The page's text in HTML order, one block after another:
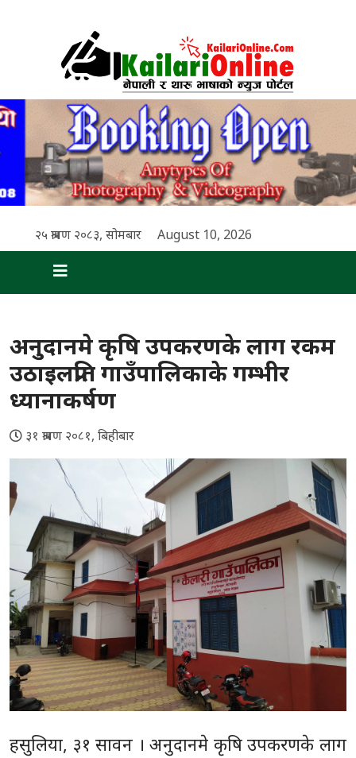
२५ श्रावण २०८३, सोमबार August 10, 2026
अनुदानमे कृषि उपकरणके लाग रकम
उठाइलप्रति गाउँपालिकाके गम्भीर
ध्यानाकर्षण
३१ श्रावण २०८१, बिहीबार
हसुलिया, ३१ सावन । अनुदानमे कृषि उपकरणके लाग